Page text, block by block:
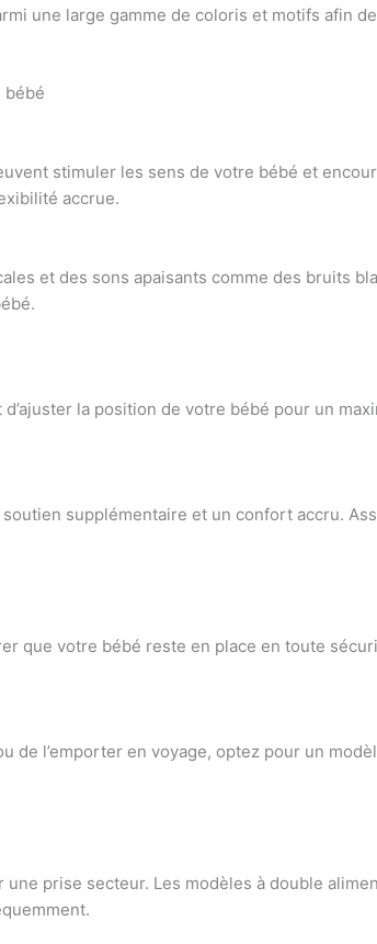
une large gamme de coloris et motifs afin
bébé
stimuler les sens de votre bébé et
accrue.
et des sons apaisants comme des bruits
la position de votre bébé pour un
supplémentaire et un confort accru.
que votre bébé reste en place en toute
de l’emporter en voyage, optez pour un
prise secteur. Les modèles à double